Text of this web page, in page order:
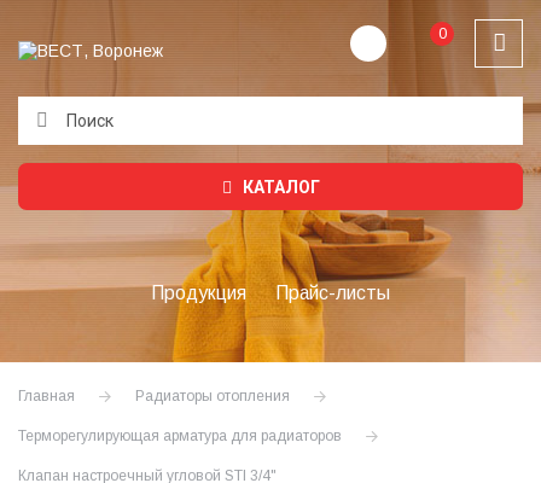
0
КАТАЛОГ
Продукция Прайс-листы
Главная Радиаторы отопления
Терморегулирующая арматура для радиаторов
Клапан настроечный угловой STI 3/4"